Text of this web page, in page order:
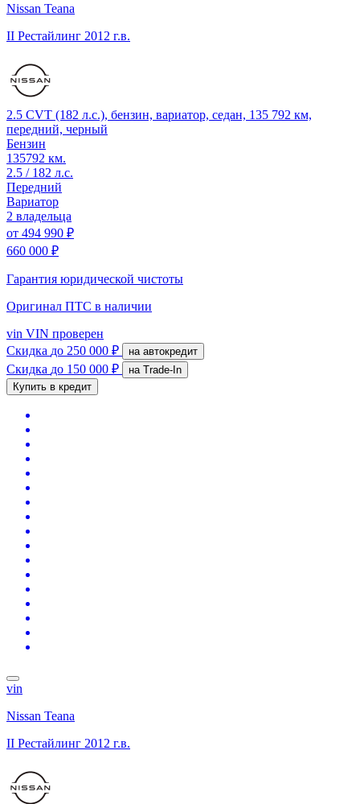
Nissan Teana
II Рестайлинг 2012 г.в.
2.5 CVT (182 л.с.), бензин, вариатор, седан, 135 792 км,
передний, черный
Бензин
135792 км.
2.5 / 182 л.с.
Передний
Вариатор
2 владельца
от 494 990 ₽
660 000 ₽
Гарантия юридической чистоты
Оригинал ПТС в наличии
vin VIN проверен
Скидка до 250 000 ₽ на автокредит
Скидка до 150 000 ₽
на Trade-In
Купить в кредит
vin
Nissan Teana
II Рестайлинг 2012 г.в.